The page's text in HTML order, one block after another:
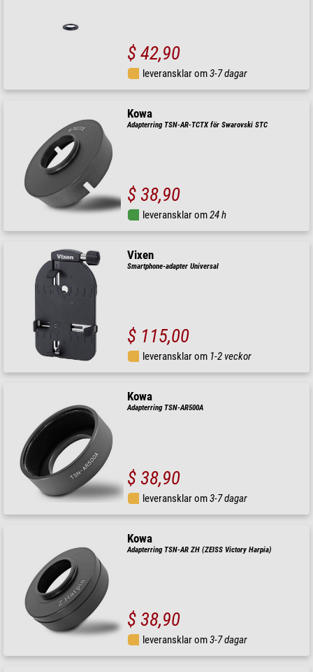
$ 42,90
leveransklar om3-7 dagar
Kowa
Adapterring TSN-AR-TCTX för Swarovski STC
$ 38,90
leveransklar om24 h
Vixen
Smartphone-adapter Universal
$ 115,00
leveransklar om 1-2 veckor
Kowa
Adapterring TSN-AR500A
$ 38,90
leveransklar om3-7 dagar
Kowa
Adapterring TSN-AR ZH (ZEISS Victory Harpia)
$ 38,90
leveransklar om3-7 dagar